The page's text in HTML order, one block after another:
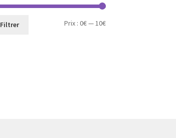
Prix
Prix
Filtrer Prix : 0€—10€